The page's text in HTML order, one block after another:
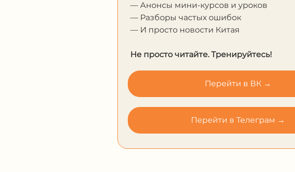
— Анонсы мини-курсов и уроков
— Разборы частых ошибок
— И просто новости Китая
Не просто читайте. Тренируйтесь!
Перейти в ВК →
Перейти в Телеграм →